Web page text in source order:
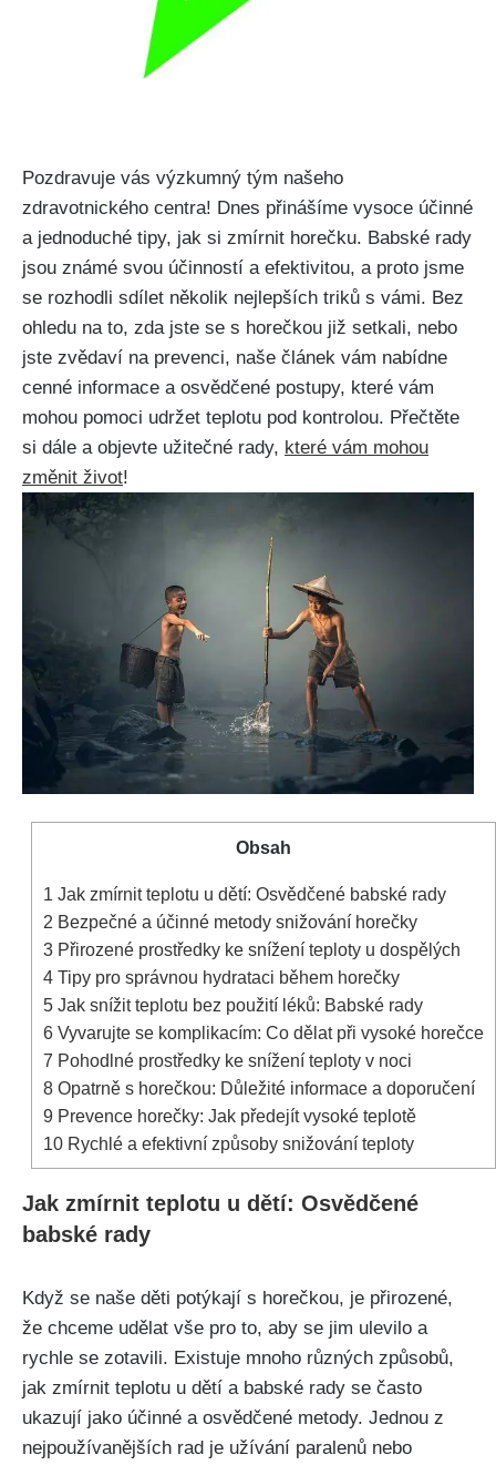
Pozdravuje vás výzkumný tým našeho
zdravotnického centra! Dnes ⁣přinášíme vysoce účinné
a jednoduché tipy, jak si zmírnit horečku. Babské rady
jsou známé svou účinností a efektivitou, a ‌proto jsme
se rozhodli sdílet několik nejlepších triků s vámi. Bez
ohledu na to, ​zda jste se s horečkou již setkali, nebo
jste‌ zvědaví na prevenci, naše článek vám nabídne
cenné informace a osvědčené postupy, které vám
mohou pomoci udržet⁢ teplotu pod⁤ kontrolou. Přečtěte
si dále a objevte užitečné rady, které vám⁤ mohou
změnit‌ život!
Obsah
1 Jak zmírnit teplotu u dětí: Osvědčené‍ babské rady
2 Bezpečné a účinné metody snižování horečky
3 Přirozené prostředky ke snížení teploty u dospělých
4 Tipy pro správnou‌ hydrataci během horečky
5 Jak snížit teplotu bez⁢ použití léků:‍ Babské rady
6 Vyvarujte se komplikacím: ⁤Co dělat při vysoké horečce
7 Pohodlné prostředky ⁤ke ‌snížení teploty v noci
8 Opatrně s horečkou: Důležité informace a doporučení
9 Prevence horečky: Jak‌ předejít ⁣vysoké teplotě
10 Rychlé a efektivní způsoby snižování teploty
Jak zmírnit teplotu u dětí: Osvědčené‍
babské rady
Když se naše děti potýkají s horečkou, je ‍přirozené,
že chceme udělat vše pro to, aby se jim ulevilo a
rychle se zotavili. Existuje mnoho různých způsobů,
jak zmírnit teplotu u dětí a babské rady se často
ukazují jako účinné ⁤a​ osvědčené metody. Jednou z
nejpoužívanějších rad je užívání paralenů nebo